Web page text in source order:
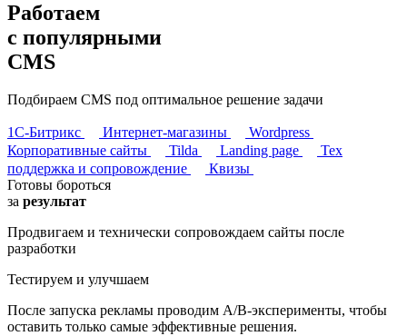
Работаем
с популярными
CMS
Подбираем CMS под оптимальное решение задачи
1С-Битрикс Интернет-магазины
Wordpress
Корпоративные сайты
Tilda Landing page
Тех
поддержка и сопровождение
Квизы
Готовы бороться
за результат
Продвигаем и технически сопровождаем сайты после
разработки
Тестируем и улучшаем
После запуска рекламы проводим A/B-эксперименты, чтобы
оставить только самые эффективные решения.